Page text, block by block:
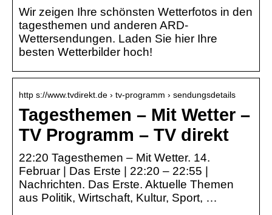
Wir zeigen Ihre schönsten Wetterfotos in den
tagesthemen und anderen ARD-
Wettersendungen. Laden Sie hier Ihre
besten Wetterbilder hoch!
http s://www.tvdirekt.de › tv-programm › sendungsdetails
Tagesthemen – Mit Wetter –
TV Programm – TV direkt
22:20 Tagesthemen – Mit Wetter. 14.
Februar | Das Erste | 22:20 – 22:55 |
Nachrichten. Das Erste. Aktuelle Themen
aus Politik, Wirtschaft, Kultur, Sport, …